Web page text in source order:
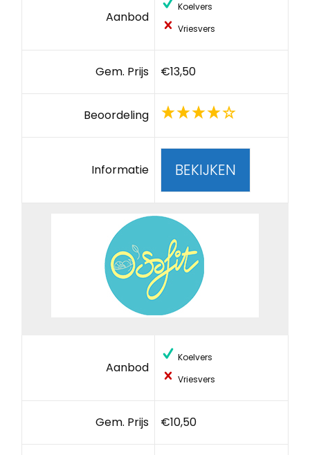
Aanbod
Koelvers
Vriesvers
Gem. Prijs €13,50
Beoordeling
Informatie BEKIJKEN
Aanbod
Koelvers
Vriesvers
Gem. Prijs €10,50